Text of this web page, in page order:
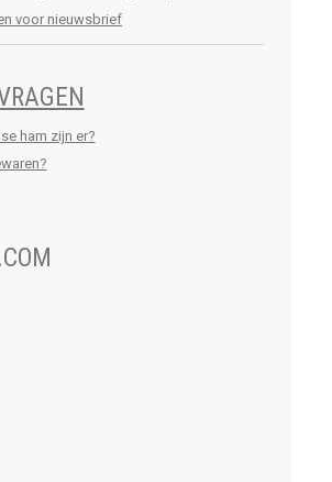
voor nieuwsbrief
ham zijn er?